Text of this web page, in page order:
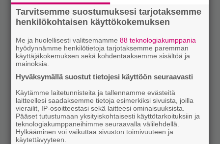
Tarvitsemme suostumuksesi tarjotaksemme
henkilökohtaisen käyttökokemuksen
Me ja huolellisesti valitsemamme88 teknologiakumppania
hyödynnämme henkilötietoja tarjotaksemme paremman
käyttäjäkokemuksen sekä kohdentaaksemme sisältöä ja
mainoksia.
Hyväksymällä suostut tietojesi käyttöön seuraavasti
Käytämme laitetunnisteita ja tallennamme evästeitä
laitteellesi saadaksemme tietoja esimerkiksi sivuista, joilla
vierailit, IP-osoitteestasi sekä laitteesi ominaisuuksista.
Pääset tutustumaan yksityiskohtaisesti käyttötarkoituksiin ja
teknologiakumppaneihimme seuraavalla välilehdellä.
Hylkääminen voi vaikuttaa sivuston toimivuuteen ja
käytettävyyteen.